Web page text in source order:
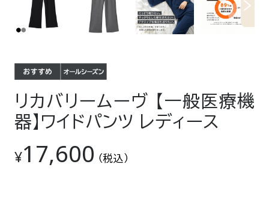
リカバリームーヴ 【一般医療機
器】ワイドパンツ レディース
¥17,600 （税込）